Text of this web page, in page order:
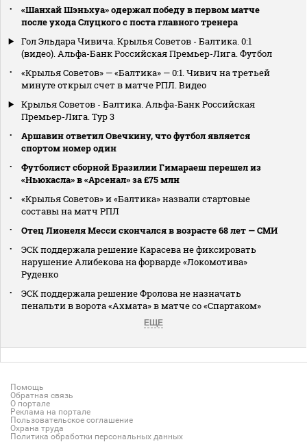
«Шанхай Шэньхуа» одержал победу в первом матче
после ухода Слуцкого с поста главного тренера
Гол Эльдара Чивича. Крылья Советов - Балтика. 0:1
(видео). Альфа-Банк Российская Премьер-Лига. Футбол
«Крылья Советов» — «Балтика» — 0:1. Чивич на третьей
минуте открыл счет в матче РПЛ. Видео
Крылья Советов - Балтика. Альфа-Банк Российская
Премьер-Лига. Тур 3
Аршавин ответил Овечкину, что футбол является
спортом номер один
Футболист сборной Бразилии Гимараеш перешел из
«Ньюкасла» в «Арсенал» за £75 млн
«Крылья Советов» и «Балтика» назвали стартовые
составы на матч РПЛ
Отец Лионеля Месси скончался в возрасте 68 лет — СМИ
ЭСК поддержала решение Карасева не фиксировать
нарушение Алибекова на форварде «Локомотива»
Руденко
ЭСК поддержала решение Фролова не назначать
пенальти в ворота «Ахмата» в матче со «Спартаком»
ЕЩЕ
Помощь
Обратная связь
О портале
Реклама на портале
Пользовательское соглашение
Охрана труда
Политика обработки персональных данных